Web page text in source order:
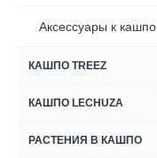
Аксессуары к кашпо
КАШПО TREEZ
КАШПО LECHUZA
РАСТЕНИЯ В КАШПО